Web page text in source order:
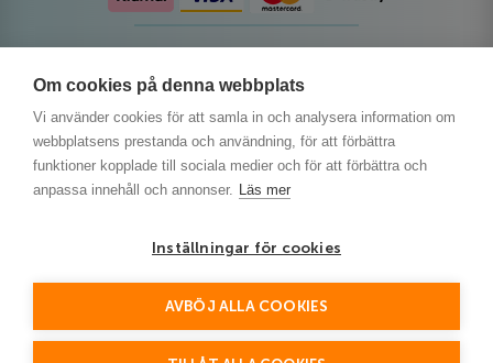
Om cookies på denna webbplats
Vi använder cookies för att samla in och analysera information om
webbplatsens prestanda och användning, för att förbättra
funktioner kopplade till sociala medier och för att förbättra och
anpassa innehåll och annonser. Läs mer
Inställningar för cookies
AVBÖJ ALLA COOKIES
This site is protected by reCAPTCHA and the Google
andTerms of Service apply.